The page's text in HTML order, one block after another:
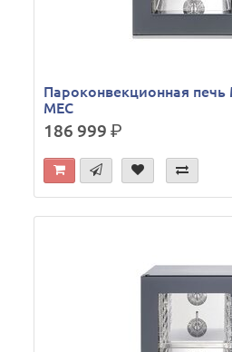
Пароконвекционная печь
MEC
186 999р.